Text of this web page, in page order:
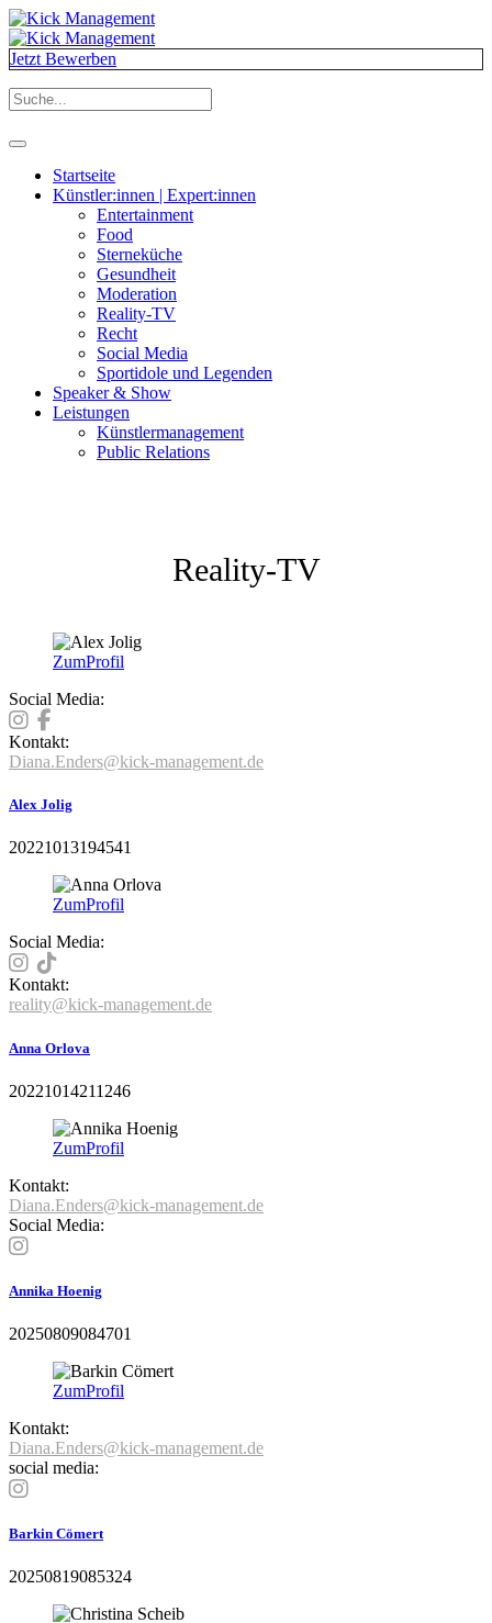
Jetzt Bewerben
Startseite
Künstler:innen | Expert:innen
Entertainment
Food
Sterneküche
Gesundheit
Moderation
Reality-TV
Recht
Social Media
Sportidole und Legenden
Speaker & Show
Leistungen
Künstlermanagement
Public Relations
Reality-TV
ZumProfil
Social Media:
Kontakt:
Diana.Enders@kick-management.de
Alex Jolig
20221013194541
ZumProfil
Social Media:
Kontakt:
reality@kick-management.de
Anna Orlova
20221014211246
ZumProfil
Kontakt:
Diana.Enders@kick-management.de
Social Media:
Annika Hoenig
20250809084701
ZumProfil
Kontakt:
Diana.Enders@kick-management.de
social media:
Barkin Cömert
20250819085324